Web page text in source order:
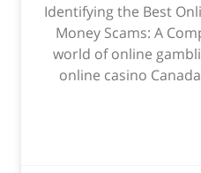
Identifying the Best
Money Scams: A
world of online
online casino